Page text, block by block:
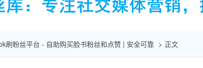
刷粉丝平台 - 自助购买脸书粉丝和点赞 | 安全可靠 正文